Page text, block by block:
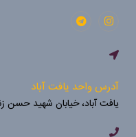
آدرس واحد یافت آباد
یافت آباد، خیابان شهید حسن